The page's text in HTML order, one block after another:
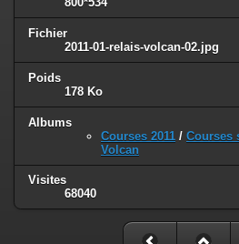
Fichier
2011-01-relais-volcan-02.jpg
Poids
178 Ko
Albums
Courses 2011 / Courses
Volcan
Visites
68040